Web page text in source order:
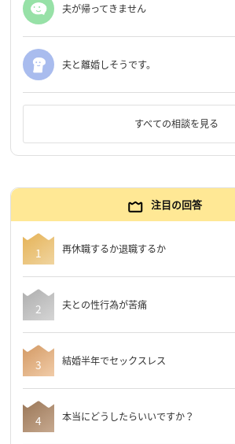
夫が帰ってきません
夫と離婚しそうです。
すべての相談を見る
注目の回答
再休職するか退職するか
夫との性行為が苦痛
結婚半年でセックスレス
本当にどうしたらいいですか？